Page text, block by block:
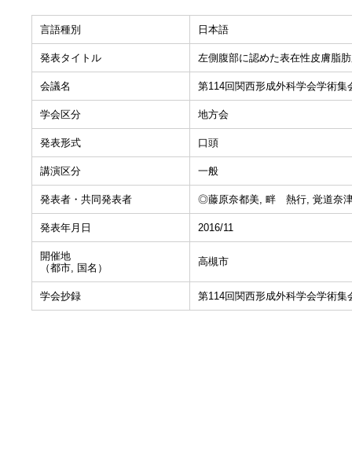
言語種別 日本語
発表タイトル 左側腹部に認めた表在性皮膚脂
会議名 第114回関西形成外科学会学術集
学会区分 地方会
発表形式 口頭
講演区分 一般
発表者・共同発表者 ◎藤原奈都美, 畔 熱行, 覚道奈
発表年月日 2016/11
開催地
（都市, 国名）
高槻市
学会抄録 第114回関西形成外科学会学術